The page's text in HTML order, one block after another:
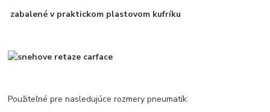
zabalené v praktickom plastovom kufríku
Použiteľné pre nasledujúce rozmery pneumatík: